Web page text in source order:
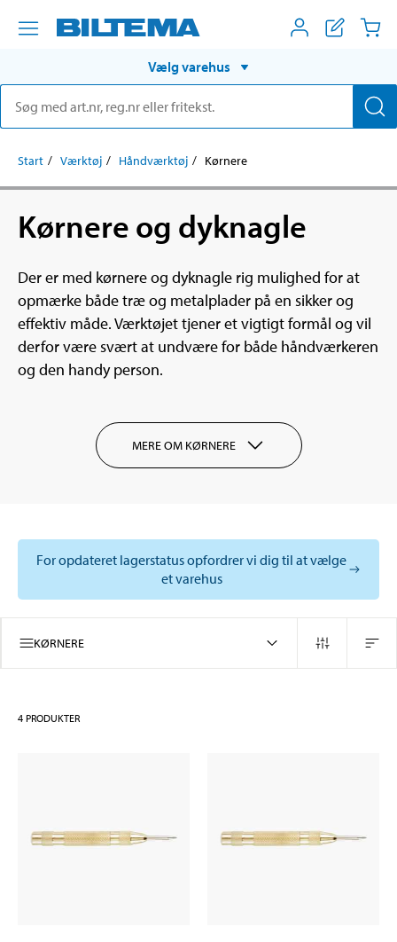
Vælg varehus
Start Værktøj Håndværktøj Kørnere
Kørnere og dyknagle
Der er med kørnere og dyknagle rig mulighed for at
opmærke både træ og metalplader på en sikker og
effektiv måde. Værktøjet tjener et vigtigt formål og vil
derfor være svært at undvære for både håndværkeren
og den handy person.
MERE OM KØRNERE
For opdateret lagerstatus opfordrer vi dig til at vælge
et varehus
KØRNERE
4 PRODUKTER